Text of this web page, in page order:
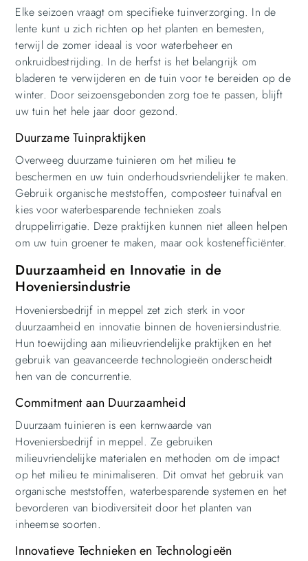
Elke seizoen vraagt om specifieke tuinverzorging. In de
lente kunt u zich richten op het planten en bemesten,
terwijl de zomer ideaal is voor waterbeheer en
onkruidbestrijding. In de herfst is het belangrijk om
bladeren te verwijderen en de tuin voor te bereiden op de
winter. Door seizoensgebonden zorg toe te passen, blijft
uw tuin het hele jaar door gezond.
Duurzame Tuinpraktijken
Overweeg duurzame tuinieren om het milieu te
beschermen en uw tuin onderhoudsvriendelijker te maken.
Gebruik organische meststoffen, composteer tuinafval en
kies voor waterbesparende technieken zoals
druppelirrigatie. Deze praktijken kunnen niet alleen helpen
om uw tuin groener te maken, maar ook kostenefficiënter.
Duurzaamheid en Innovatie in de
Hoveniersindustrie
Hoveniersbedrijf in meppel zet zich sterk in voor
duurzaamheid en innovatie binnen de hoveniersindustrie.
Hun toewijding aan milieuvriendelijke praktijken en het
gebruik van geavanceerde technologieën onderscheidt
hen van de concurrentie.
Commitment aan Duurzaamheid
Duurzaam tuinieren is een kernwaarde van
Hoveniersbedrijf in meppel. Ze gebruiken
milieuvriendelijke materialen en methoden om de impact
op het milieu te minimaliseren. Dit omvat het gebruik van
organische meststoffen, waterbesparende systemen en het
bevorderen van biodiversiteit door het planten van
inheemse soorten.
Innovatieve Technieken en Technologieën